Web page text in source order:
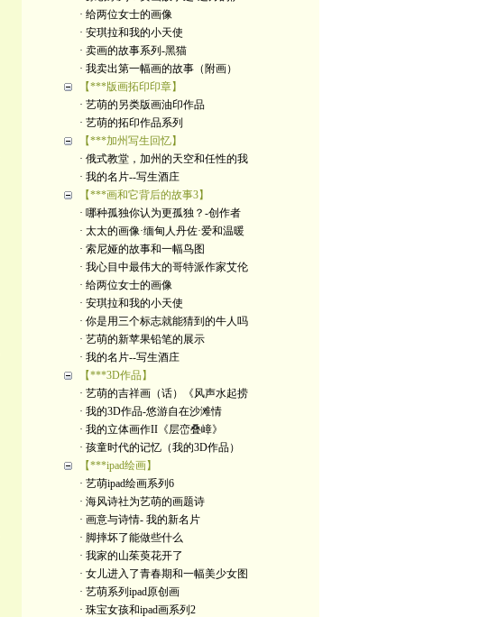
· 给两位女士的画像
· 安琪拉和我的小天使
· 卖画的故事系列-黑猫
· 我卖出第一幅画的故事（附画）
【***版画拓印印章】
· 艺萌的另类版画油印作品
· 艺萌的拓印作品系列
【***加州写生回忆】
· 俄式教堂，加州的天空和任性的我
· 我的名片--写生酒庄
【***画和它背后的故事3】
· 哪种孤独你认为更孤独？-创作者
· 太太的画像·缅甸人丹佐·爱和温暖
· 索尼娅的故事和一幅鸟图
· 我心目中最伟大的哥特派作家艾伦
· 给两位女士的画像
· 安琪拉和我的小天使
· 你是用三个标志就能猜到的牛人吗
· 艺萌的新苹果铅笔的展示
· 我的名片--写生酒庄
【***3D作品】
· 艺萌的吉祥画（话）《风声水起捞
· 我的3D作品-悠游自在沙滩情
· 我的立体画作II《层峦叠嶂》
· 孩童时代的记忆（我的3D作品）
【***ipad绘画】
· 艺萌ipad绘画系列6
· 海风诗社为艺萌的画题诗
· 画意与诗情- 我的新名片
· 脚摔坏了能做些什么
· 我家的山茱萸花开了
· 女儿进入了青春期和一幅美少女图
· 艺萌系列ipad原创画
· 珠宝女孩和ipad画系列2